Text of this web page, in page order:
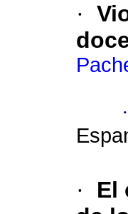
·
·
·
El